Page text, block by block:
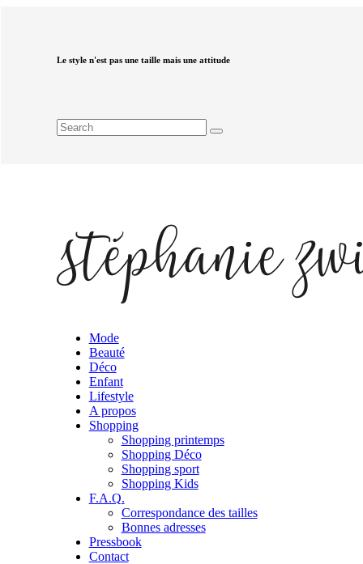
Le style n'est pas une taille mais une attitude
Mode
Beauté
Déco
Enfant
Lifestyle
A propos
Shopping
Shopping printemps
Shopping Déco
Shopping sport
Shopping Kids
F.A.Q.
Correspondance des tailles
Bonnes adresses
Pressbook
Contact